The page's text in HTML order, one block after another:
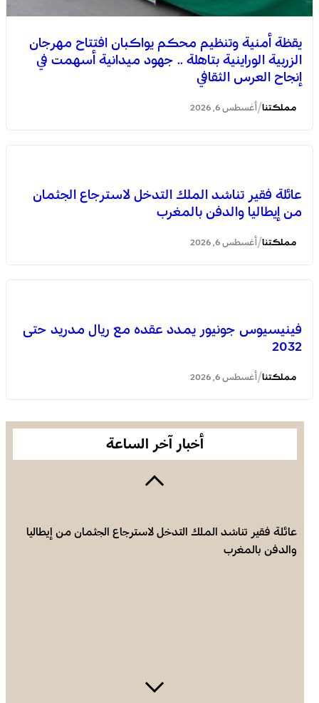
يقظة أمنية وتنظيم محكم يواكبان افتتاح مهرجان
الزربية الوراينية بتاهلة .. جهود ميدانية أسهمت في
إنجاح العرس الثقافي
مملكتنا/أغسطس 6, 2026
عائلة فقير تناشد الملك التدخل لاسترجاع الجثمان
من إيطاليا والدفن بالمغرب
مملكتنا/أغسطس 6, 2026
فينيسيوس جونيور يمدد عقده مع ريال مدريد حتى
2032
مملكتنا/أغسطس 6, 2026
أخبار آخر الساعة
يقظة أمنية وتنظيم محكم يواكبان افتتاح مهرجان الزربية
الثقافي
عائلة فقير تناشد الملك التدخل لاسترجاع الجثمان من إيطاليا
والدفن بالمغرب